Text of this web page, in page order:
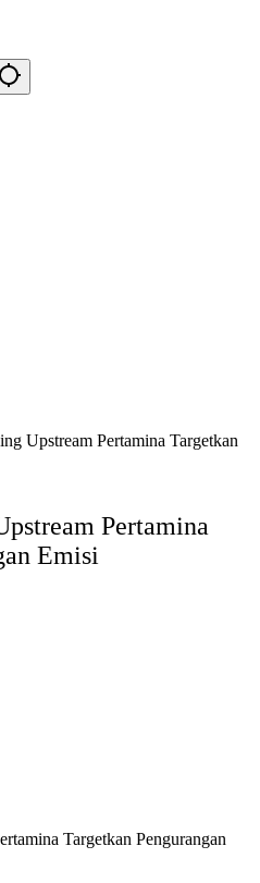
Upstream Pertamina Targetkan
Pertamina
Emisi
Targetkan Pengurangan